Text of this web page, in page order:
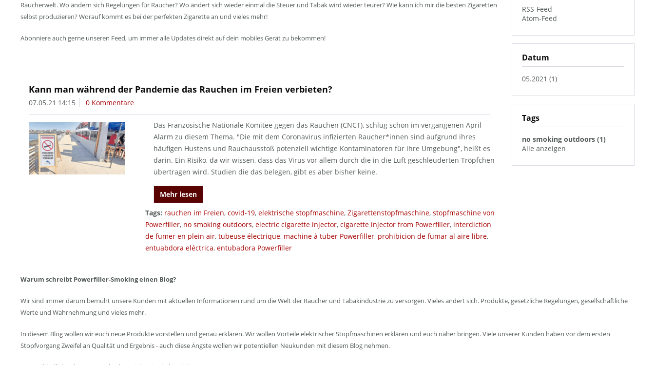
RSS-Feed
Atom-Feed
Datum
05.2021 (1)
Tags
no smoking outdoors (1)
Alle anzeigen
Raucherwelt. Wo ändern sich Regelungen für Raucher? Wo ändert sich wieder einmal die Steuer und Tabak wird wieder teurer? Wie kann ich mir die besten Zigaretten
selbst produzieren? Worauf kommt es bei der perfekten Zigarette an und vieles mehr!
Abonniere auch gerne unseren Feed, um immer alle Updates direkt auf dein mobiles Gerät zu bekommen!
Kann man während der Pandemie das Rauchen im Freien verbieten?
07.05.21 14:15 0 Kommentare
Das Französische Nationale Komitee gegen das Rauchen (CNCT), schlug schon im vergangenen April
Alarm zu diesem Thema. "Die mit dem Coronavirus infizierten Raucher*innen sind aufgrund ihres
häufigen Hustens und Rauchausstoß potenziell wichtige Kontaminatoren für ihre Umgebung", heißt es
darin. Ein Risiko, da wir wissen, dass das Virus vor allem durch die in die Luft geschleuderten Tröpfchen
übertragen wird. Studien die das belegen, gibt es aber bisher keine.
Mehr lesen
Tags: rauchen im Freien, covid-19, elektrische stopfmaschine, Zigarettenstopfmaschine, stopfmaschine von
Powerfiller, no smoking outdoors, electric cigarette injector, cigarette injector from Powerfiller, interdiction
de fumer en plein air, tubeuse électrique, machine à tuber Powerfiller, prohibicion de fumar al aire libre,
entuabdora eléctrica, entubadora Powerfiller
Warum schreibt Powerfiller-Smoking einen Blog?
Wir sind immer darum bemüht unsere Kunden mit aktuellen Informationen rund um die Welt der Raucher und Tabakindustrie zu versorgen. Vieles ändert sich. Produkte, gesetzliche Regelungen, gesellschaftliche
Werte und Wahrnehmung und vieles mehr.
In diesem Blog wollen wir euch neue Produkte vorstellen und genau erklären. Wir wollen Vorteile elektrischer Stopfmaschinen erklären und euch näher bringen. Viele unserer Kunden haben vor dem ersten
Stopfvorgang Zweifel an Qualität und Ergebnis - auch diese Ängste wollen wir potentiellen Neukunden mit diesem Blog nehmen.